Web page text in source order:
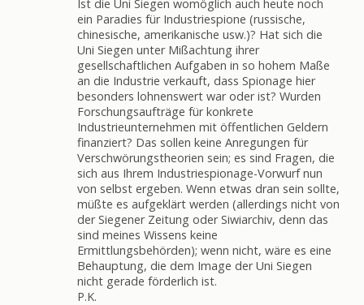
Ist die Uni Siegen womöglich auch heute noch
ein Paradies für Industriespione (russische,
chinesische, amerikanische usw.)? Hat sich die
Uni Siegen unter Mißachtung ihrer
gesellschaftlichen Aufgaben in so hohem Maße
an die Industrie verkauft, dass Spionage hier
besonders lohnenswert war oder ist? Wurden
Forschungsaufträge für konkrete
Industrieunternehmen mit öffentlichen Geldern
finanziert? Das sollen keine Anregungen für
Verschwörungstheorien sein; es sind Fragen, die
sich aus Ihrem Industriespionage-Vorwurf nun
von selbst ergeben. Wenn etwas dran sein sollte,
müßte es aufgeklärt werden (allerdings nicht von
der Siegener Zeitung oder Siwiarchiv, denn das
sind meines Wissens keine
Ermittlungsbehörden); wenn nicht, wäre es eine
Behauptung, die dem Image der Uni Siegen
nicht gerade förderlich ist.
P.K.